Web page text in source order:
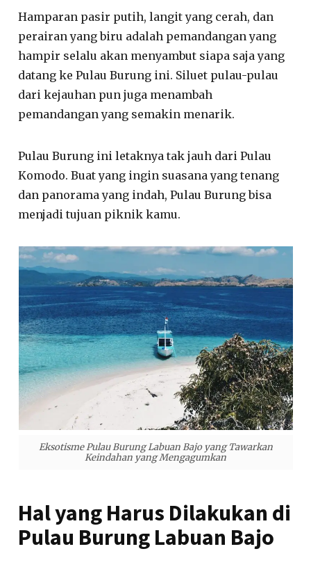
Hamparan pasir putih, langit yang cerah, dan
perairan yang biru adalah pemandangan yang
hampir selalu akan menyambut siapa saja yang
datang ke Pulau Burung ini. Siluet pulau-pulau
dari kejauhan pun juga menambah
pemandangan yang semakin menarik.
Pulau Burung ini letaknya tak jauh dari Pulau
Komodo. Buat yang ingin suasana yang tenang
dan panorama yang indah, Pulau Burung bisa
menjadi tujuan piknik kamu.
Eksotisme Pulau Burung Labuan Bajo yang Tawarkan
Keindahan yang Mengagumkan
Hal yang Harus Dilakukan di
Pulau Burung Labuan Bajo